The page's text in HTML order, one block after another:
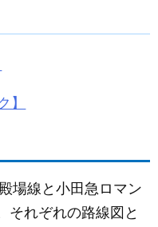
】
場線と小田急ロマン
それぞれの路線図と